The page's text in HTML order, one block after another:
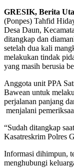
GRESIK, Berita
(Ponpes) Tahfid
Desa Daun,
ditangkap dan
setelah dua kali
melakukan tindak
yang masih berusia
Anggota unit PPA
Bawean untuk
perjalanan panjang
menjalani
“Sudah ditangkap
Kasatreskrim Polres
Informasi dihimpun,
menghubungi